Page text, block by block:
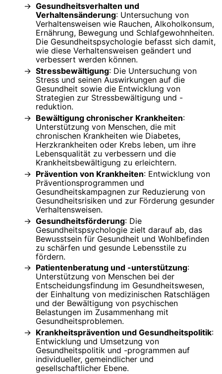
Gesundheitsverhalten und
Verhaltensänderung: Untersuchung von
Verhaltensweisen wie Rauchen, Alkoholkonsum,
Ernährung, Bewegung und Schlafgewohnheiten.
Die Gesundheitspsychologie befasst sich damit,
wie diese Verhaltensweisen geändert und
verbessert werden können.
Stressbewältigung: Die Untersuchung von
Stress und seinen Auswirkungen auf die
Gesundheit sowie die Entwicklung von
Strategien zur Stressbewältigung und -
reduktion.
Bewältigung chronischer Krankheiten:
Unterstützung von Menschen, die mit
chronischen Krankheiten wie Diabetes,
Herzkrankheiten oder Krebs leben, um ihre
Lebensqualität zu verbessern und die
Krankheitsbewältigung zu erleichtern.
Prävention von Krankheiten: Entwicklung von
Präventionsprogrammen und
Gesundheitskampagnen zur Reduzierung von
Gesundheitsrisiken und zur Förderung gesunder
Verhaltensweisen.
Gesundheitsförderung: Die
Gesundheitspsychologie zielt darauf ab, das
Bewusstsein für Gesundheit und Wohlbefinden
zu schärfen und gesunde Lebensstile zu
fördern.
Patientenberatung und -unterstützung:
Unterstützung von Menschen bei der
Entscheidungsfindung im Gesundheitswesen,
der Einhaltung von medizinischen Ratschlägen
und der Bewältigung von psychischen
Belastungen im Zusammenhang mit
Gesundheitsproblemen.
Krankheitsprävention und Gesundheitspolitik:
Entwicklung und Umsetzung von
Gesundheitspolitik und -programmen auf
individueller, gemeindlicher und
gesellschaftlicher Ebene.